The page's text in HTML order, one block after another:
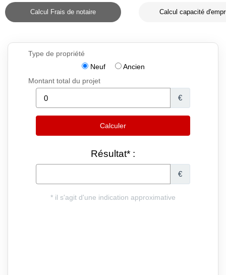
Calcul Frais de notaire Calcul capacité